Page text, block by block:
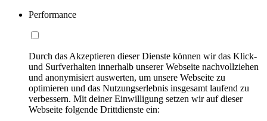
Performance
Durch das Akzeptieren dieser Dienste können wir das Klick-
und Surfverhalten innerhalb unserer Webseite nachvollziehen
und anonymisiert auswerten, um unsere Webseite zu
optimieren und das Nutzungserlebnis insgesamt laufend zu
verbessern. Mit deiner Einwilligung setzen wir auf dieser
Webseite folgende Drittdienste ein: